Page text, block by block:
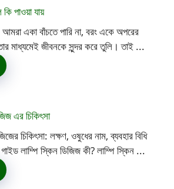
পাওয়া যায়
একা বাঁচতে পারি না, বরং একে অপরের
মাধ্যমেই জীবনকে সুন্দর করে তুলি। তাই ...
এর চিকিৎসা
চিকিৎসা: লক্ষণ, ওষুধের নাম, ব্যবহার বিধি
লাম্পি স্কিন ডিজিজ কী? লাম্পি স্কিন ...